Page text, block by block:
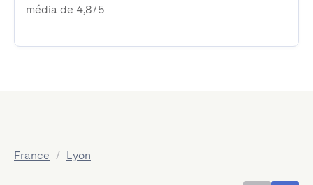
média de 4,8/5
France / Lyon